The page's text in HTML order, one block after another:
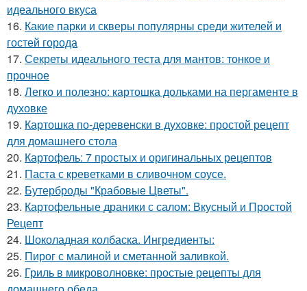
идеального вкуса
16. Какие парки и скверы популярны среди жителей и
гостей города
17. Секреты идеального теста для мантов: тонкое и
прочное
18. Легко и полезно: картошка дольками на пергаменте в
духовке
19. Картошка по-деревенски в духовке: простой рецепт
для домашнего стола
20. Картофель: 7 простых и оригинальных рецептов
21. Паста с креветками в сливочном соусе.
22. Бутерброды "Крабовые Цветы".
23. Картофельные драники с салом: Вкусный и Простой
Рецепт
24. Шоколадная колбаска. Ингредиенты:
25. Пирог с малиной и сметанной заливкой.
26. Гриль в микроволновке: простые рецепты для